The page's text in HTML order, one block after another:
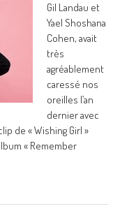
Gil Landau et
Yael Shoshana
Cohen, avait
très
agréablement
caressé nos
oreilles l’an
dernier avec
de « Wishing Girl »
« Remember